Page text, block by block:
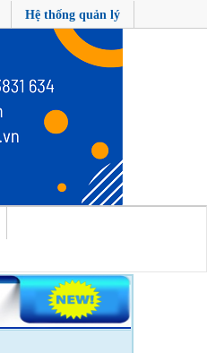
Hệ thống quản lý